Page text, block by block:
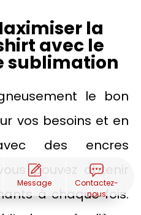
la
avec le
sublimation
le bon
vos besoins et en
des encres
pouvez obtenir
à chaque fois.
Message
Contactez-
nous